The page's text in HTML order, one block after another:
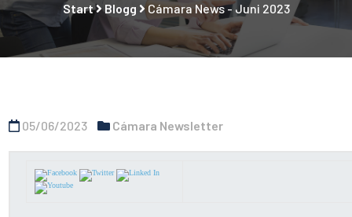
Start Blogg Cámara News - Juni 2023
05/06/2023 Cámara Newsletter